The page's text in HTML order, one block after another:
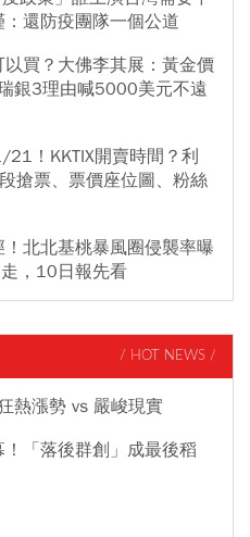
還防疫團隊一個公道
買？大佛李其展：黃金價
銀3理由喊5000美元不遠
！KKTIX開賣時間？利
搶票、票價座位圖、粉絲
北北基桃暴風圈侵襲率曝
，10日報先看
/ HOT NEWS /
熱漲勢 vs 嚴峻現實
「落後群創」成最後稻